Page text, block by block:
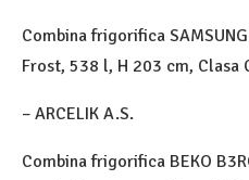
Combina frigorifica
Frost, 538 l, H 203 cm, Clasa
– ARCELIK A.S.
Combina frigorifica BEKO